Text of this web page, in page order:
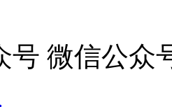
微信公众